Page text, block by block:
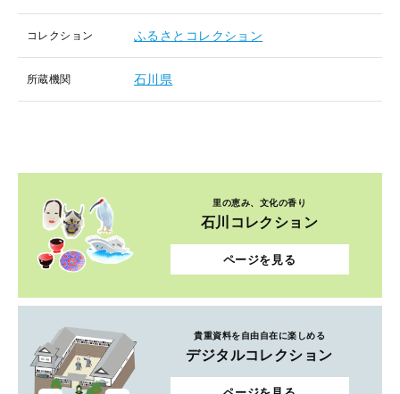
コレクション ふるさとコレクション
所蔵機関 石川県
里の恵み、文化の香り
石川コレクション
ページを見る
貴重資料を自由自在に楽しめる
デジタルコレクション